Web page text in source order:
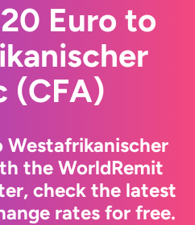
Euro to
(CFA)
Westafrikanischer
the WorldRemit
check the latest
rates for free.